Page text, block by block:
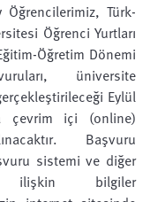
Öğrencilerimiz, Türk-
Öğrenci Yurtları
Öğretim Dönemi
üniversite
Eylül
çevrim içi (online)
Başvuru
sistemi ve diğer
ilişkin bilgiler